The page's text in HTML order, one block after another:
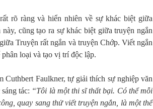
rõ ràng và hiển nhiên về sự khác biệt giữa
cũng tạo ra sự khác biệt giữa truyện ngắn
Truyện rất ngắn và truyện Chớp. Viết ngắn
loại và tạo vị trí độc lập.
Faulkner, tự giải thích sự nghiệp văn
tác: “Tôi là một thi sĩ thất bại. Có thể mỗi
quay sang thử viết truyện ngắn, là một thể